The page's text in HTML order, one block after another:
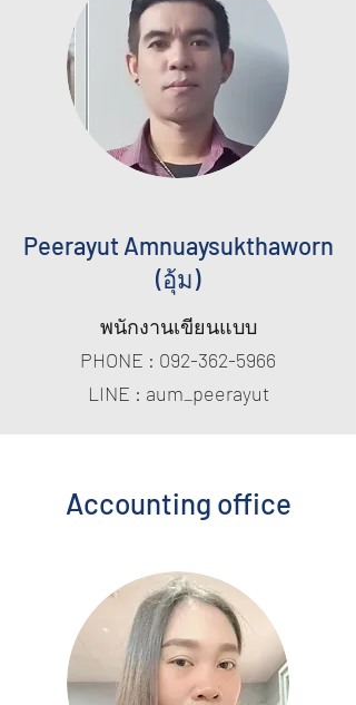
Peerayut Amnuaysukthaworn
(อุ้ม)
พนักงานเขียนแบบ
PHONE : 092-362-5966
LINE : aum_peerayut
Accounting office